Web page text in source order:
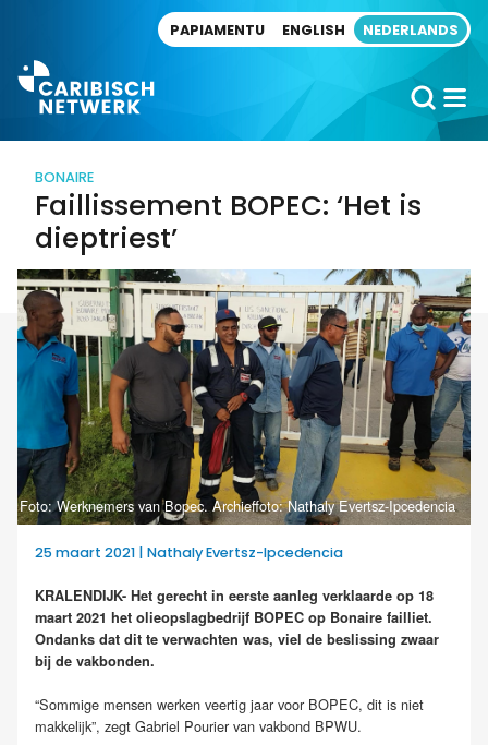
PAPIAMENTU ENGLISH NEDERLANDS
BONAIRE
Faillissement BOPEC: ‘Het is
dieptriest’
Foto: Werknemers van Bopec. Archieffoto: Nathaly Evertsz-Ipcedencia
25 maart 2021 | Nathaly Evertsz-Ipcedencia
KRALENDIJK- Het gerecht in eerste aanleg verklaarde op 18
maart 2021 het olieopslagbedrijf BOPEC op Bonaire failliet.
Ondanks dat dit te verwachten was, viel de beslissing zwaar
bij de vakbonden.
“Sommige mensen werken veertig jaar voor BOPEC, dit is niet
makkelijk”, zegt Gabriel Pourier van vakbond BPWU.